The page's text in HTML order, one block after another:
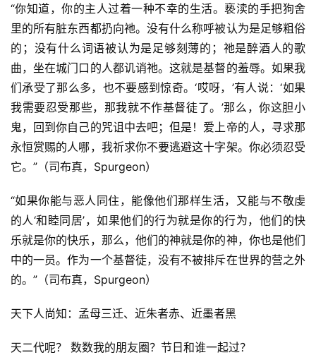
“你知道，你的主人过着一种不幸的生活。亵渎的手把狗舍
里的所有脏东西都扔向祂。没有什么称呼被认为是足够粗俗
的；没有什么词语被认为是足够刻薄的；祂是醉酒人的歌
曲，坐在城门口的人都讥诮祂。这就是基督的羞辱。如果我
们承受了那么多，也不要感到惊奇。‘哎呀，’有人说：‘如果
我需要忍受那些，那我就不作基督徒了。’那么，你这胆小
鬼，回到你自己的咒诅中去吧；但是！爱上帝的人，寻求那
永恒赏赐的人哪，我祈求你不要逃避这十字架。你必须忍受
它。”（司布真，Spurgeon）
“如果你能与恶人同住，能像他们那样生活，又能与不敬虔
的人‘和睦同居’，如果他们的行为就是你的行为，他们的快
乐就是你的快乐，那么，他们的神就是你的神，你也是他们
中的一员。作为一个基督徒，没有不被排斥在世界的营之外
的。”（司布真，Spurgeon）
天下人尚知：孟母三迁、近朱者赤、近墨者黑
天二代呢？ 数数我的朋友圈？节日和谁一起过？